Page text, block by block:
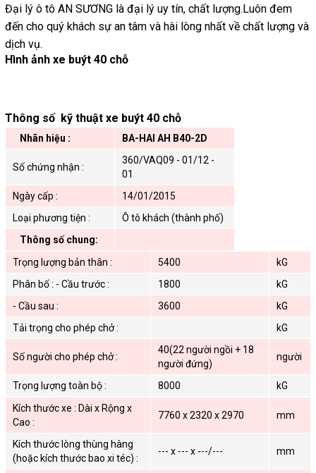
Đại lý ô tô AN SƯƠNG là đại lý uy tín, chất lượng.Luôn đem
đến cho quý khách sự an tâm và hài lòng nhất về chất lượng và
dịch vụ.
Hình ảnh xe buýt 40 chỗ
Thông số kỹ thuật xe buýt 40 chỗ
Nhãn hiệu : BA-HAI AH B40-2D
Số chứng nhận :
360/VAQ09 - 01/12 -
01
Ngày cấp :
14/01/2015
Loại phương tiện :
Ô tô khách (thành phố)
Thông số chung:
Trọng lượng bản thân :
5400
kG
Phân bố : - Cầu trước :
1800
kG
- Cầu sau :
3600
kG
Tải trọng cho phép chở :
kG
Số người cho phép chở :
40(22 người ngồi + 18
người đứng)
người
Trọng lượng toàn bộ : 8000
kG
Kích thước xe : Dài x Rộng x
Cao :
7760 x 2320 x 2970 mm
Kích thước lòng thùng hàng
(hoặc kích thước bao xi téc) :
--- x --- x ---/--- mm